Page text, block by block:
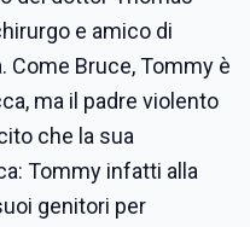
e amico di
Come Bruce, Tommy è
ma il padre violento
che la sua
Tommy infatti alla
genitori per